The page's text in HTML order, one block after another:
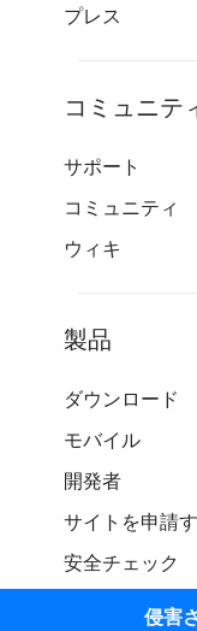
侵害
プレス
コミュニテ
サポート
コミュニティ
ウィキ
製品
ダウンロード
モバイル
開発者
サイトを申請
安全チェック